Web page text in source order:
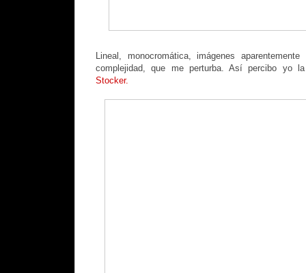
Lineal, monocromática, imágenes
complejidad, que me perturba. Así percibo yo
Stocker.